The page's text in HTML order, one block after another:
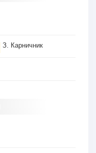
З. Карничник